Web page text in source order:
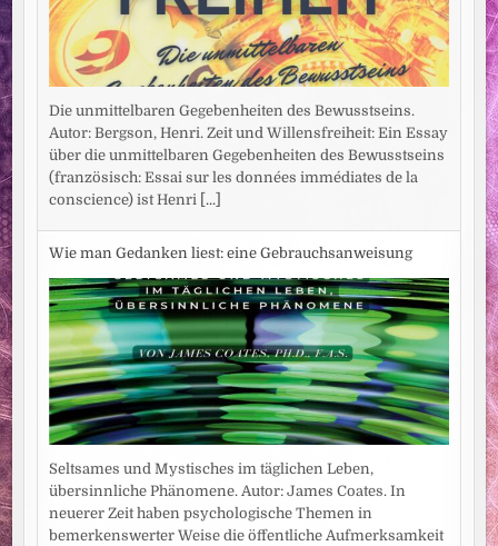
Die unmittelbaren Gegebenheiten des Bewusstseins.
Autor: Bergson, Henri. Zeit und Willensfreiheit: Ein Essay
über die unmittelbaren Gegebenheiten des Bewusstseins
(französisch: Essai sur les données immédiates de la
conscience) ist Henri [...]
Wie man Gedanken liest: eine Gebrauchsanweisung
Seltsames und Mystisches im täglichen Leben,
übersinnliche Phänomene. Autor: James Coates. In
neuerer Zeit haben psychologische Themen in
bemerkenswerter Weise die öffentliche Aufmerksamkeit